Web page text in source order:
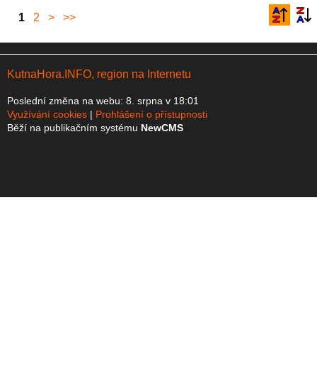
1 2 > >>
KutnaHora.INFO, region na Internetu
Poslední změna na webu: 8. srpna v 18:01
Využívání cookies
Prohlášení o přístupnosti
Běží na publikačním systému NewCMS